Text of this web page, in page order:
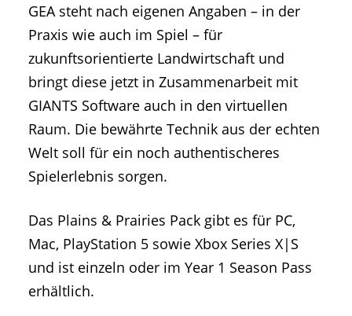
GEA steht nach eigenen Angaben – in der
Praxis wie auch im Spiel – für
zukunftsorientierte Landwirtschaft und
bringt diese jetzt in Zusammenarbeit mit
GIANTS Software auch in den virtuellen
Raum. Die bewährte Technik aus der echten
Welt soll für ein noch authentischeres
Spielerlebnis sorgen.
Das Plains & Prairies Pack gibt es für PC,
Mac, PlayStation 5 sowie Xbox Series X|S
und ist einzeln oder im Year 1 Season Pass
erhältlich.